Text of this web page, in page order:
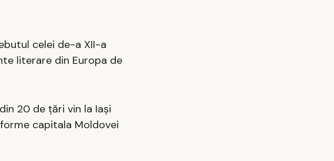
celei de-a XII-a
literare din Europa de
20 de țări vin la Iași
capitala Moldovei